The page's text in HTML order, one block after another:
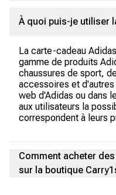
À quoi puis-je utiliser
La carte-cadeau
gamme de produits
chaussures de sport,
accessoires et
web d'Adidas ou dans
aux utilisateurs la
correspondent à leurs
Comment acheter
sur la boutique